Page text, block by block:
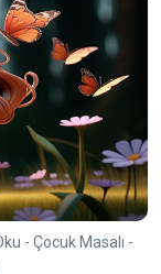
- Çocuk Masalı -